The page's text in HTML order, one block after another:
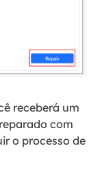
receberá um
com
o processo de